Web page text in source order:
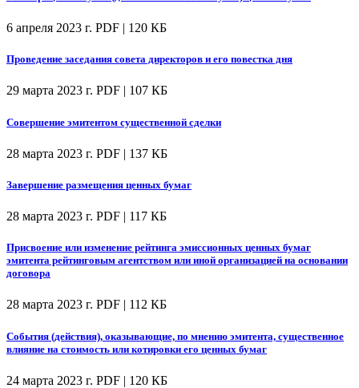
6 апреля 2023 г. PDF | 120 КБ
Проведение заседания совета директоров и его повестка дня
29 марта 2023 г. PDF | 107 КБ
Совершение эмитентом существенной сделки
28 марта 2023 г. PDF | 137 КБ
Завершение размещения ценных бумаг
28 марта 2023 г. PDF | 117 КБ
Присвоение или изменение рейтинга эмиссионных ценных бумаг
эмитента рейтинговым агентством или иной организацией на основании
договора
28 марта 2023 г. PDF | 112 КБ
События (действия), оказывающие, по мнению эмитента, существенное
влияние на стоимость или котировки его ценных бумаг
24 марта 2023 г. PDF | 120 КБ